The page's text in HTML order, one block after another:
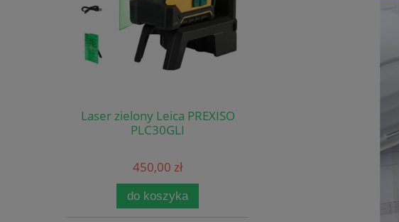
Laser zielony Leica PREXISO
PLC30GLI
450,00 zł
do koszyka